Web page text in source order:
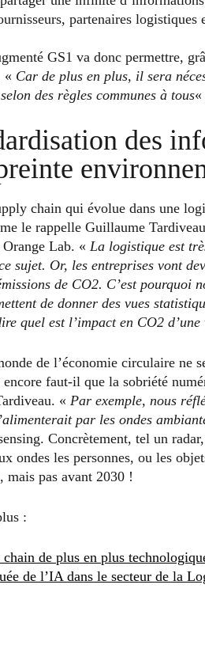
partenaires logistiques
GS1 va donc permettre,
« Car de plus en plus, il sera
des règles communes à tous
des
chain qui évolue dans une
le rappelle Guillaume
Lab. « La logistique est
sujet. Or, les entreprises vont
de CO2. C’est
de donner des vues
quel est l’impact en CO2
de l’économie circulaire ne
faut-il que la sobriété
« Par exemple, nous
par les ondes
Concrètement, tel un
ondes les personnes, ou les
pas avant 2030 !
:
de plus en plus
de l’IA dans le secteur de la